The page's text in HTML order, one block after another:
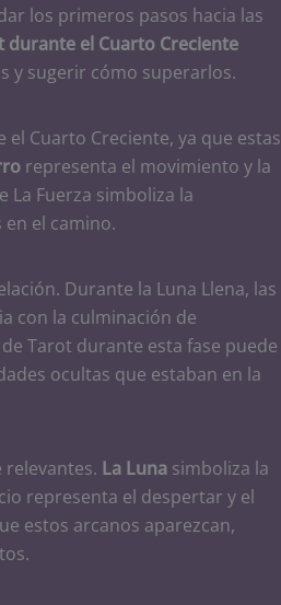
los primeros pasos hacia las
durante el Cuarto Creciente
y sugerir cómo superarlos.
Cuarto Creciente, ya que estas
representa el movimiento y la
La Fuerza simboliza la
el camino.
Durante la Luna Llena, las
con la culminación de
Tarot durante esta fase puede
ocultas que estaban en la
La Luna simboliza la
representa el despertar y el
estos arcanos aparezcan,